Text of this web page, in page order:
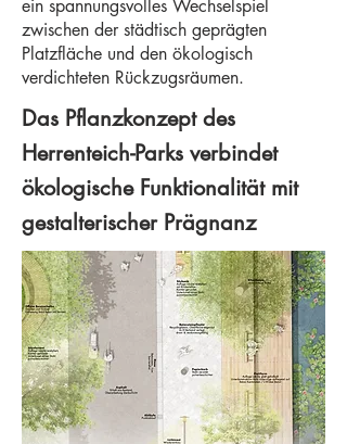
ein spannungsvolles Wechselspiel
zwischen der städtisch geprägten
Platzfläche und den ökologisch
verdichteten Rückzugsräumen.
Das Pflanzkonzept des
Herrenteich-Parks verbindet
ökologische Funktionalität mit
gestalterischer Prägnanz